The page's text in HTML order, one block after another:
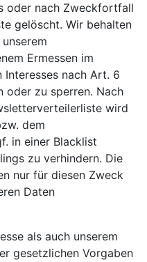
oder nach Zweckfortfall
gelöscht. Wir behalten
Ermessen im
Interesses nach Art. 6
oder zu sperren. Nach
wird
dem
in einer Blacklist
zu verhindern. Die
nur für diesen Zweck
Daten
als auch unserem
gesetzlichen Vorgaben